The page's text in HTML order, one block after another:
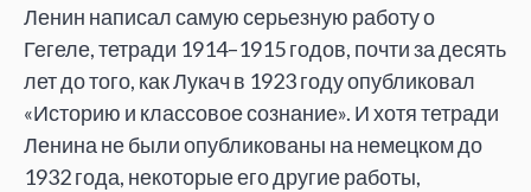
Ленин написал самую серьезную работу о
Гегеле, тетради 1914–1915 годов, почти за десять
лет до того, как Лукач в 1923 году опубликовал
«Историю и классовое сознание». И хотя тетради
Ленина не были опубликованы на немецком до
1932 года, некоторые его другие работы,